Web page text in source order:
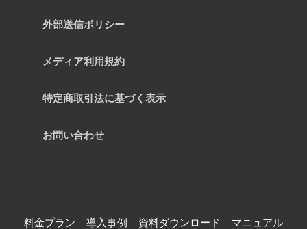
外部送信ポリシー
メディア利用規約
特定商取引法に基づく表示
お問い合わせ
料金プラン 導入事例 資料ダウンロード マニュアル